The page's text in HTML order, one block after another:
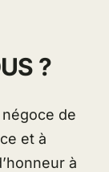
?
de
et à
à